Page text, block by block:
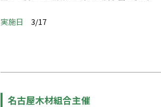
実施日 3/17
名古屋木材組合主催